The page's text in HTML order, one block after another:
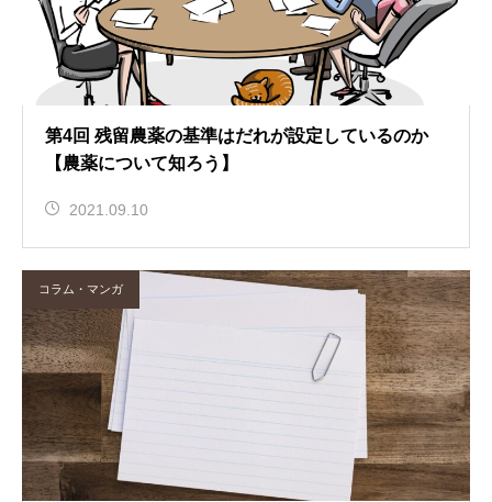
第4回 残留農薬の基準はだれが設定しているのか
【農薬について知ろう】
2021.09.10
コラム・マンガ